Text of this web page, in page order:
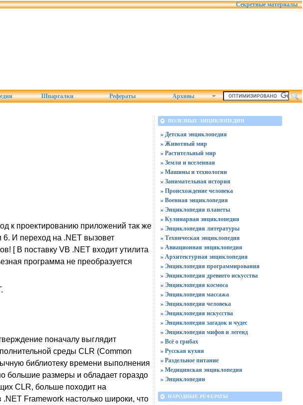
Секретные материалы
Шпаргалки Рефераты Архивы
к проектированию приложений так же
6. И переход на .NET вызовет
[ В поставку VB .NET входит утилита
программа не преобразуется
поначалу выглядит
среды CLR (Common
библиотеку времени выполнения
большие размеры и обладает гораздо
CLR, больше походит на
Framework настолько широки, что
ПОЛЕЗНЫЕ ЭНЦИКЛОПЕДИИ
» Детская энциклопедия
» Животный мир
» Растительный мир
» Земля и вселенная
» Машины и технологии
» Занимательная история
» Происхождение человека
» Военная энциклопедия
» Энциклопедия планеты
» Кулинарная энциклопедия
» Энциклопедия литературы
» Техническая энциклопедия
» Авиационная энциклопедия
» Архитектурная энциклопедия
» Энциклопедия программирования
» Энциклопедия древнего искусства
» Энциклопедия космоса
» Энциклопедия массажа
» Энциклопедия человека
» Энциклопедия искусства
» Энциклопедия загадок и чудес
» Энциклопедия мифов и легенд
» Всё о грибах
» Русская кухня
» Раздельное питание
» Медицинская энциклопедия
» Энциклопедии
НАРОДНЫЕ РЕФЕРАТЫ